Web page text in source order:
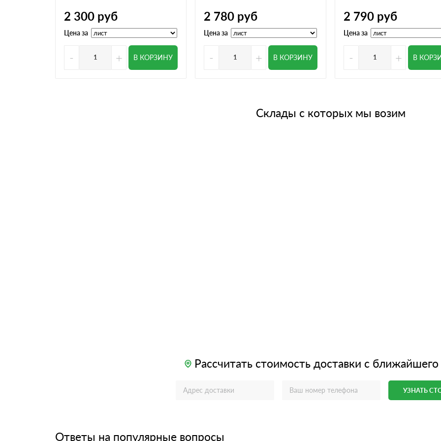
2 300 руб
Цена за
- + В КОРЗИНУ
2 780 руб
Цена за
- + В КОРЗИНУ
2 790 руб
Цена за
- + В
Склады с которых мы возим
Рассчитать стоимость доставки с ближайшего
УЗНАТЬ
Ответы на популярные вопросы